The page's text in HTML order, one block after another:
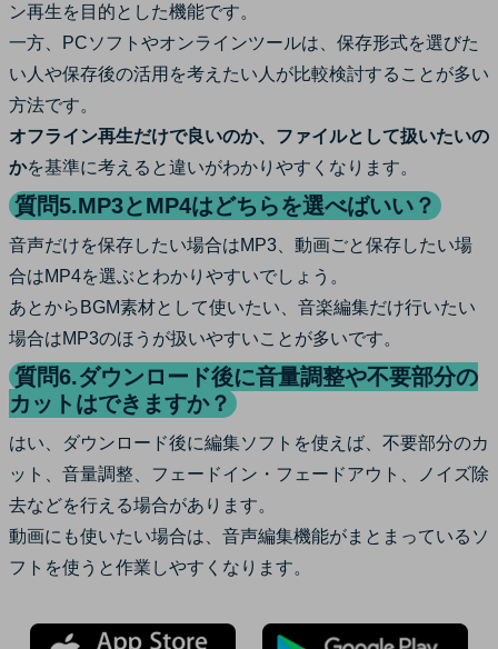
ン再生を目的とした機能です。
一方、PCソフトやオンラインツールは、保存形式を選びた
い人や保存後の活用を考えたい人が比較検討することが多い
方法です。
オフライン再生だけで良いのか、ファイルとして扱いたいの
かを基準に考えると違いがわかりやすくなります。
質問5.MP3とMP4はどちらを選べばいい？
音声だけを保存したい場合はMP3、動画ごと保存したい場
合はMP4を選ぶとわかりやすいでしょう。
あとからBGM素材として使いたい、音楽編集だけ行いたい
場合はMP3のほうが扱いやすいことが多いです。
質問6.ダウンロード後に音量調整や不要部分の
カットはできますか？
はい、ダウンロード後に編集ソフトを使えば、不要部分のカ
ット、音量調整、フェードイン・フェードアウト、ノイズ除
去などを行える場合があります。
動画にも使いたい場合は、音声編集機能がまとまっているソ
フトを使うと作業しやすくなります。